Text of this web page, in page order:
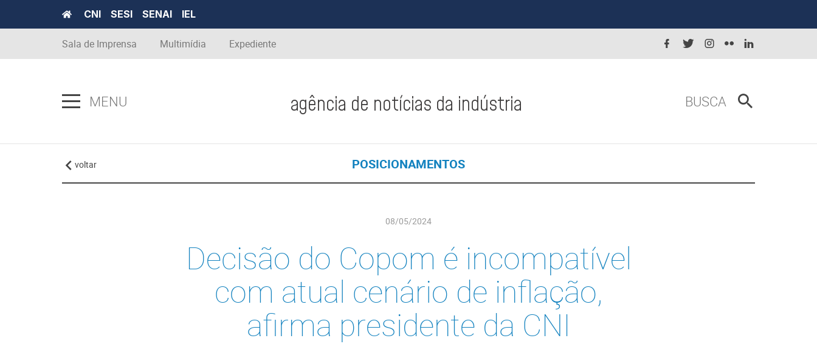
CNI SESI SENAI IEL
Sala de Imprensa Multimídia Expediente
MENU agência de notícias da indústria BUSCA
voltar POSICIONAMENTOS
08/05/2024
Decisão do Copom é incompatível
com atual cenário de inflação,
afirma presidente da CNI